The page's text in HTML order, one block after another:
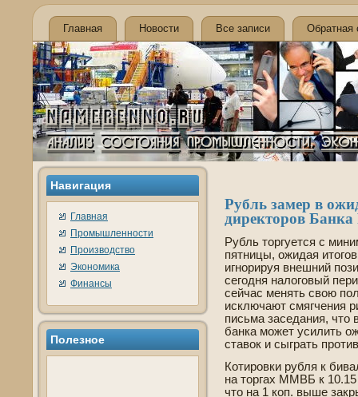
Главная Новости Все записи Обратная
Навигация
Главная
Промышленности
Производство
Экономика
Финансы
Полезное
Рубль замер в
директоров Банка
Рубль торгуется с
пятницы, ожидая
игнорируя внешний
сегодня налоговый
сейчас менять свою
исключают смягчения
письма заседания, что
банка может усилить
ставок и сыграть
Котировки рубля к
на торгах ММВБ к
что на 1 коп. выше